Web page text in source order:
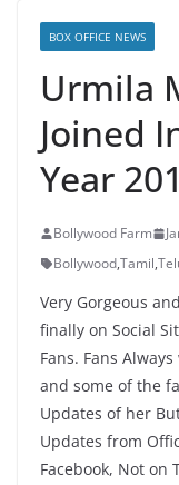
BOX OFFICE NEWS
Urmila
Joined
Year
Bollywood Farm
Bollywood,Tamil,
Very Gorgeous
finally on Social
Fans. Fans
and some of the
Updates of her
Updates from
Facebook, Not on